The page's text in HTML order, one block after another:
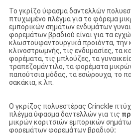
Το γκρίζο ύφασμα δαντελλών
πτυχωμένο πλέγμα για το φόρεμα
εμπορικών σημάτων ενδυμάτων
φορεμάτων βραδιού είναι για τα
κλωστοϋφαντουργικά προϊόντα, την
κλινοστρωμνής, τις ενδυμασίες, τα
φορέματα, τις μπλούζες, τα
τραπεζομάντιλο, τα φορέματα
παπούτσια μόδας, τα εσώρουχα, το
σακάκια, κ.λπ.
Ο γκρίζος πολυεστέρας Crinckle
πλέγμα ύφασμα δαντελλών για τις
μικρών κοριτσιών εμπορικών
φορεμάτων φορεμάτων βραδιού: